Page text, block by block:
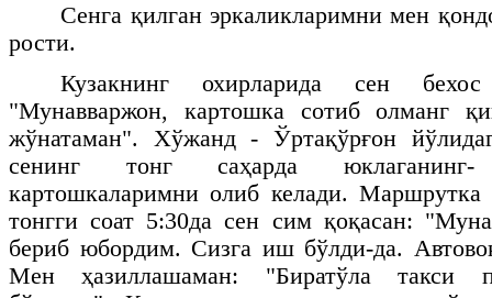
Сенга қилган эркаликларимни мен
рости.
Кузакнинг охирларида сен
"Мунавваржон, картошка сотиб олманг
жўнатаман". Хўжанд - Ўртақўрғон
сенинг тонг саҳарда
картошкаларимни олиб келади. Маршрутка
тонгги соат 5:30да сен сим қоқасан:
бериб юбордим. Сизга иш бўлди-да.
Мен ҳазиллашаман: "Биратўла такси